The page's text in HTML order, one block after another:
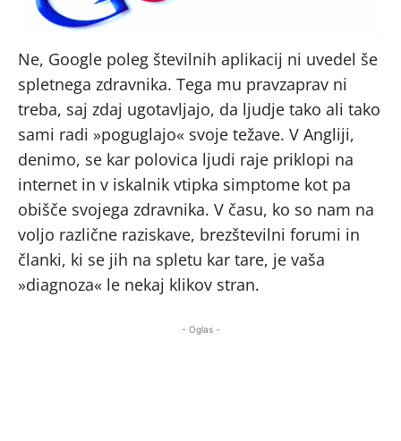
Ne, Google poleg številnih aplikacij ni uvedel še
spletnega zdravnika. Tega mu pravzaprav ni
treba, saj zdaj ugotavljajo, da ljudje tako ali tako
sami radi »poguglajo« svoje težave. V Angliji,
denimo, se kar polovica ljudi raje priklopi na
internet in v iskalnik vtipka simptome kot pa
obišče svojega zdravnika. V času, ko so nam na
voljo različne raziskave, brezštevilni forumi in
članki, ki se jih na spletu kar tare, je vaša
»diagnoza« le nekaj klikov stran.
- Oglas -